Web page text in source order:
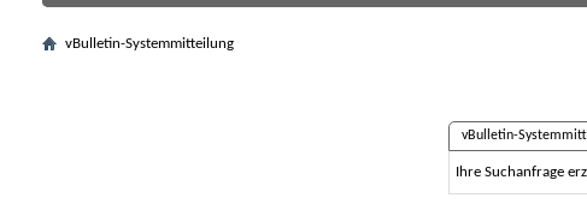
vBulletin-Systemmitteilung
vBulletin-
Ihre Suchanfrage